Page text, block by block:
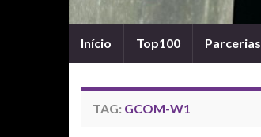
Início Top100 Parcerias
TAG: GCOM-W1